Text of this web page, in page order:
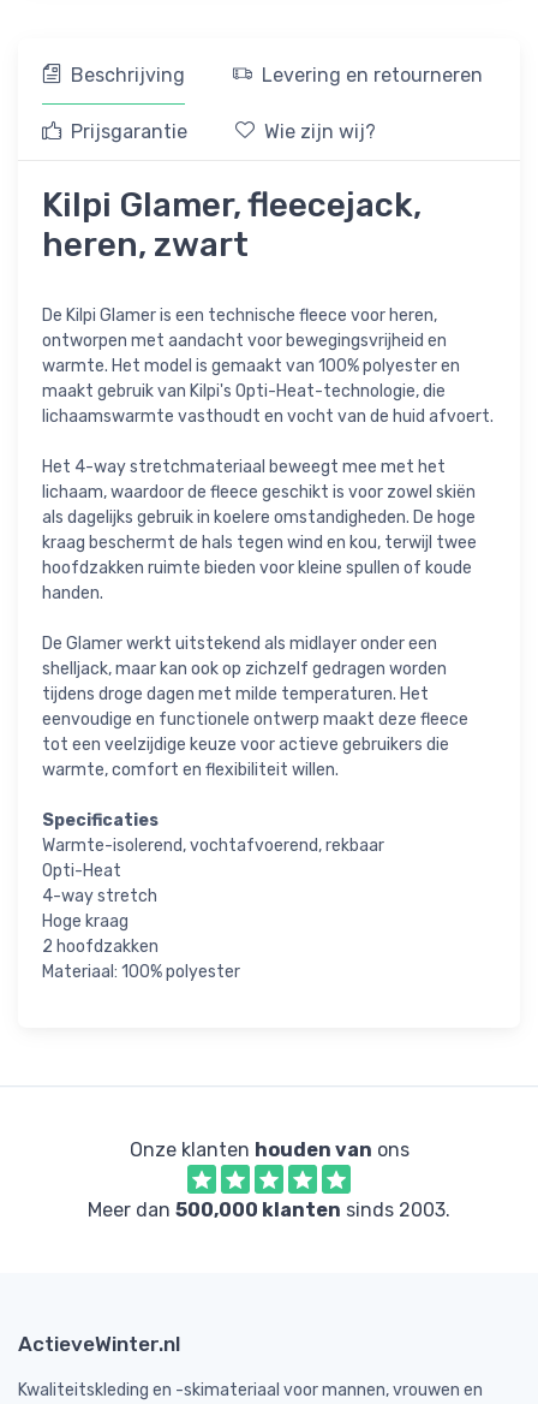
Beschrijving Levering en retourneren
Prijsgarantie Wie zijn wij?
Kilpi Glamer, fleecejack,
heren, zwart
De Kilpi Glamer is een technische fleece voor heren,
ontworpen met aandacht voor bewegingsvrijheid en
warmte. Het model is gemaakt van 100% polyester en
maakt gebruik van Kilpi's Opti-Heat-technologie, die
lichaamswarmte vasthoudt en vocht van de huid afvoert.
Het 4-way stretchmateriaal beweegt mee met het
lichaam, waardoor de fleece geschikt is voor zowel skiën
als dagelijks gebruik in koelere omstandigheden. De hoge
kraag beschermt de hals tegen wind en kou, terwijl twee
hoofdzakken ruimte bieden voor kleine spullen of koude
handen.
De Glamer werkt uitstekend als midlayer onder een
shelljack, maar kan ook op zichzelf gedragen worden
tijdens droge dagen met milde temperaturen. Het
eenvoudige en functionele ontwerp maakt deze fleece
tot een veelzijdige keuze voor actieve gebruikers die
warmte, comfort en flexibiliteit willen.
Specificaties
Warmte-isolerend, vochtafvoerend, rekbaar
Opti-Heat
4-way stretch
Hoge kraag
2 hoofdzakken
Materiaal: 100% polyester
Onze klanten houden van ons
Meer dan 500,000 klanten sinds 2003.
ActieveWinter.nl
Kwaliteitskleding en -skimateriaal voor mannen, vrouwen en